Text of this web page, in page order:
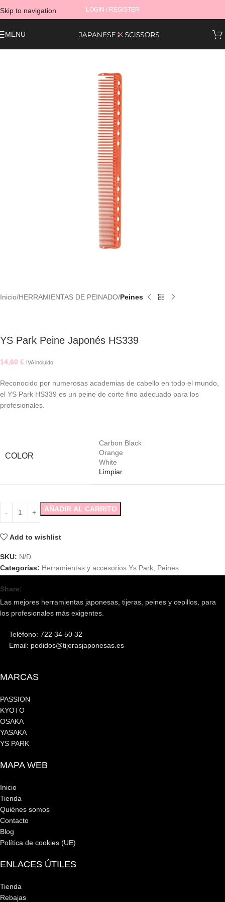
Skip to navigation
Skip to main content
LOGIN / REGISTER
MENU
Inicio HERRAMIENTAS DE PEINADO Peines
YS Park Peine Japonés HS339
14,60 € IVA incluido.
Reconocido por numerosas academias de cabello en todo el mundo,
el YS Park HS339 es un peine de corte fino adecuado para los
profesionales.
COLOR
Carbon Black
Orange
White
Limpiar
AÑADIR AL CARRITO
Add to wishlist
SKU: N/D
Categorías: Herramientas y accesorios Ys Park Peines
Share:
Las mejores herramientas japonesas, tijeras, peines y cepillos, para
los profesionales más exigentes.
Teléfono: 722 34 50 32
Email: pedidos@tijerasjaponesas.es
MARCAS
PASSION
KYOTO
OSAKA
YASAKA
YS PARK
MAPA WEB
Inicio
Tienda
Quiénes somos
Contacto
Blog
Política de cookies (UE)
ENLACES ÚTILES
Tienda
Rebajas